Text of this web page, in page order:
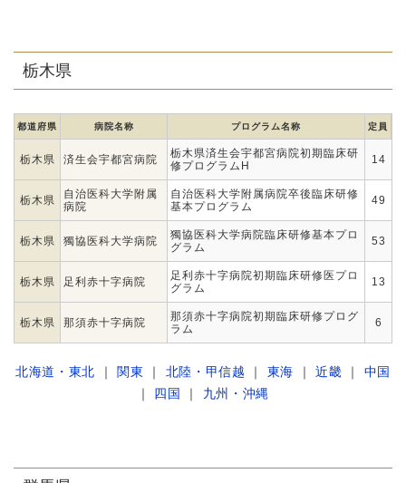
栃木県
都道府県 病院名称 プログラム名称 定員
栃木県 済生会宇都宮病院
栃木県済生会宇都宮病院初期臨床研
修プログラムH
14
栃木県
自治医科大学附属
病院
自治医科大学附属病院卒後臨床研修
基本プログラム
49
栃木県 獨協医科大学病院
獨協医科大学病院臨床研修基本プロ
グラム
53
栃木県 足利赤十字病院
足利赤十字病院初期臨床研修医プロ
グラム
13
栃木県 那須赤十字病院
那須赤十字病院初期臨床研修プログ
ラム
6
北海道・東北 ｜ 関東 ｜ 北陸・甲信越 ｜ 東海 ｜近畿 ｜ 中国
｜ 四国 ｜ 九州・沖縄